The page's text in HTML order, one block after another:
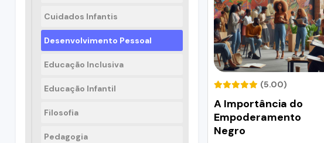
Cuidados Infantis
Desenvolvimento Pessoal
Educação Inclusiva
Educação Infantil
Filosofia
Pedagogia
(5.00)
A Importância do
Empoderamento
Negro